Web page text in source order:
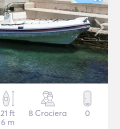
21 ft
6 m
8 Crociera 0